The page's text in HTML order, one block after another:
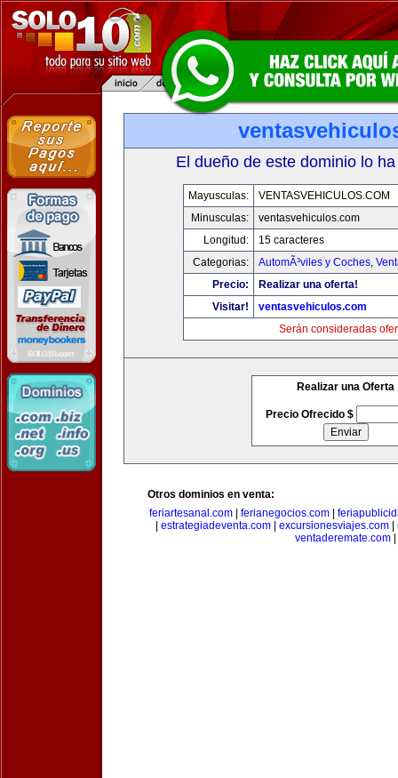
El dueño de este dominio lo
Mayusculas:
VENTASVEHICULOS.COM
Minusculas:
ventasvehiculos.com
Longitud:
15 caracteres
Categorias:
AutomÃ³viles y Coches,
Precio:
Realizar una oferta!
Visitar!
ventasvehiculos.com
Serán consideradas
Realizar una Oferta
Precio Ofrecido $
Otros dominios en venta:
feriartesanal.com
ferianegocios.com
estrategiadeventa.com| excursionesviajes.com|
ventaderemate.com